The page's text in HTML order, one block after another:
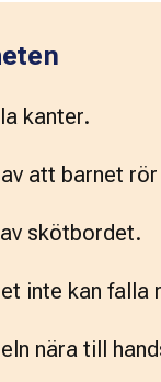
kanter.
att barnet
skötbordet.
inte kan falla
nära till